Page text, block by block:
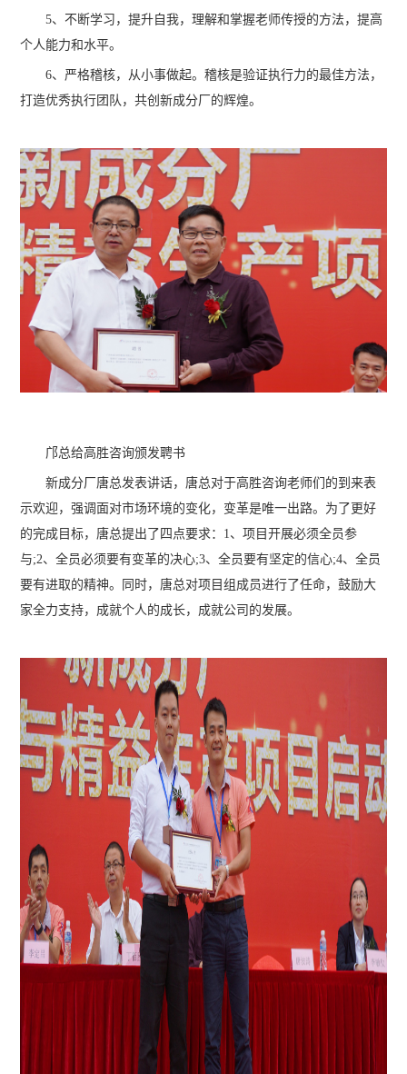
5、不断学习，提升自我，理解和掌握老师传授的方法，提高
个人能力和水平。
6、严格稽核，从小事做起。稽核是验证执行力的最佳方法，
打造优秀执行团队，共创新成分厂的辉煌。
邝总给高胜咨询颁发聘书
新成分厂唐总发表讲话，唐总对于高胜咨询老师们的到来表
示欢迎，强调面对市场环境的变化，变革是唯一出路。为了更好
的完成目标，唐总提出了四点要求：1、项目开展必须全员参
与;2、全员必须要有变革的决心;3、全员要有坚定的信心;4、全员
要有进取的精神。同时，唐总对项目组成员进行了任命，鼓励大
家全力支持，成就个人的成长，成就公司的发展。